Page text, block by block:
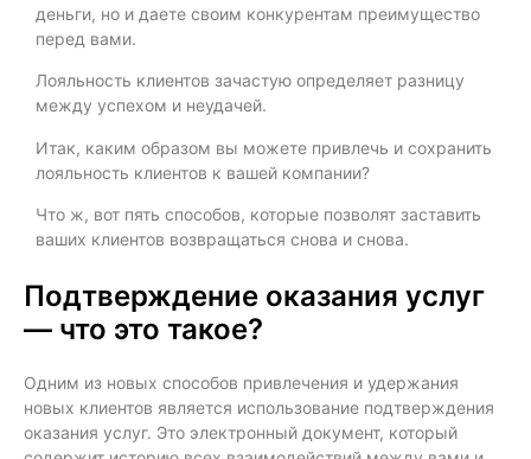
деньги, но и даете своим конкурентам преимущество
перед вами.
Лояльность клиентов зачастую определяет разницу
между успехом и неудачей.
Итак, каким образом вы можете привлечь и сохранить
лояльность клиентов к вашей компании?
Что ж, вот пять способов, которые позволят заставить
ваших клиентов возвращаться снова и снова.
Подтверждение оказания услуг
— что это такое?
Одним из новых способов привлечения и удержания
новых клиентов является использование подтверждения
оказания услуг. Это электронный документ, который